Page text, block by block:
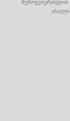
შემოგვიერთდით
ახალი